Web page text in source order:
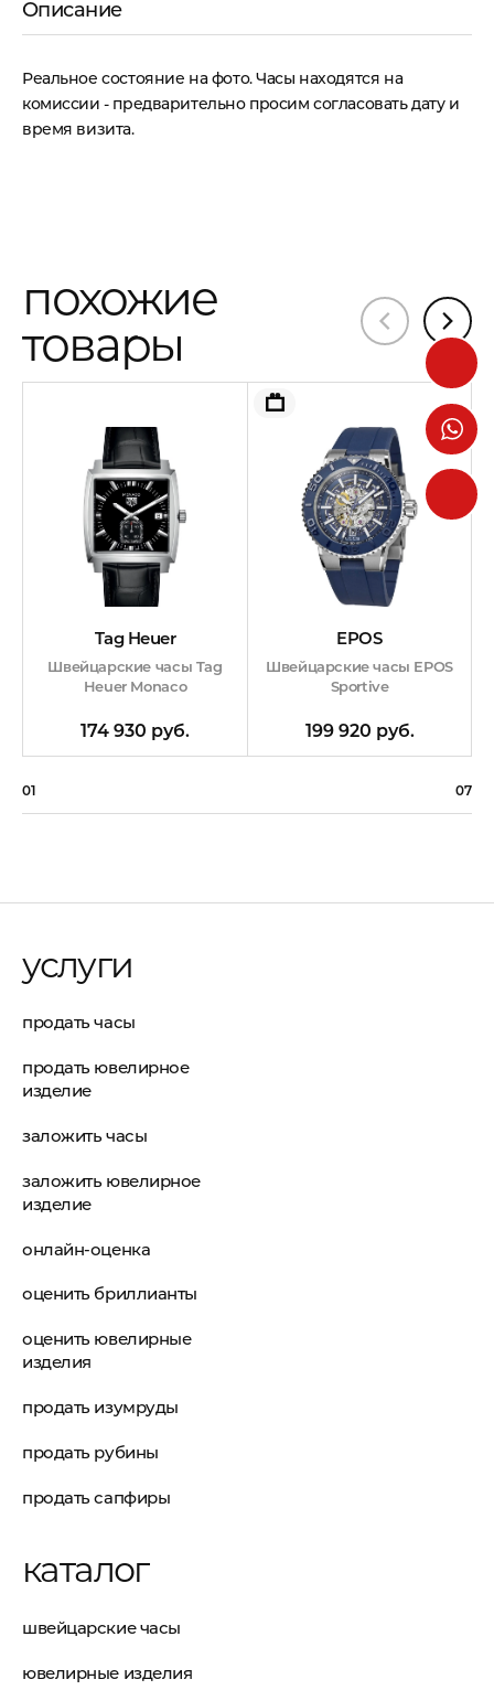
Описание
Реальное состояние на фото. Часы находятся на
комиссии - предварительно просим согласовать дату и
время визита.
похожие
товары
Tag Heuer
Швейцарские часы Tag
Heuer Monaco
174 930 руб.
EPOS
Швейцарские часы EPOS
Sportive
199 920 руб.
01 07
услуги
продать часы
продать ювелирное
изделие
заложить часы
заложить ювелирное
изделие
онлайн-оценка
оценить бриллианты
оценить ювелирные
изделия
продать изумруды
продать рубины
продать сапфиры
каталог
швейцарские часы
ювелирные изделия